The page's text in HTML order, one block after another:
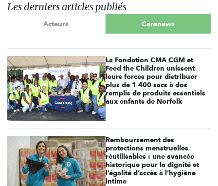
Les derniers articles publiés
Acteurs Carenews
La Fondation CMA CGM et
Feed the Children unissent
leurs forces pour distribuer
plus de 1 400 sacs à dos
remplis de produits essentiels
aux enfants de Norfolk
Remboursement des
protections menstruelles
réutilisables : une avancée
historique pour la dignité et
l’égalité d’accès à l’hygiène
intime